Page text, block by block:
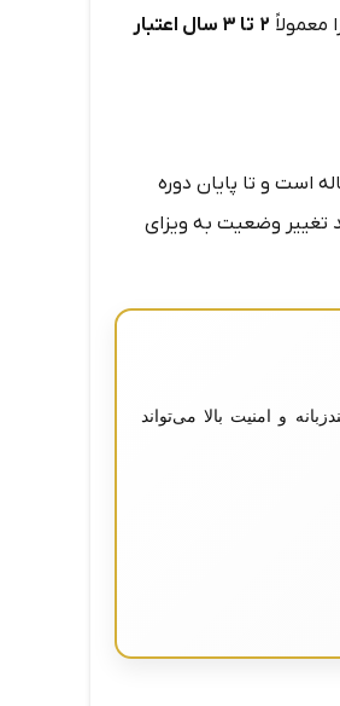
معمولاً ۲ تا ۳ سال اعتبار
است و تا پایان دوره
وضعیت به ویزای
و امنیت بالا می‌تواند